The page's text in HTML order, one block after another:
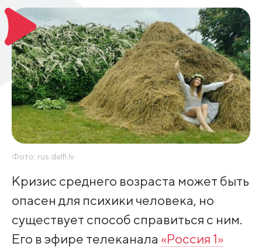
Фото: rus.delfi.lv
Кризис среднего возраста может быть
опасен для психики человека, но
существует способ справиться с ним.
Его в эфире телеканала «Россия 1»